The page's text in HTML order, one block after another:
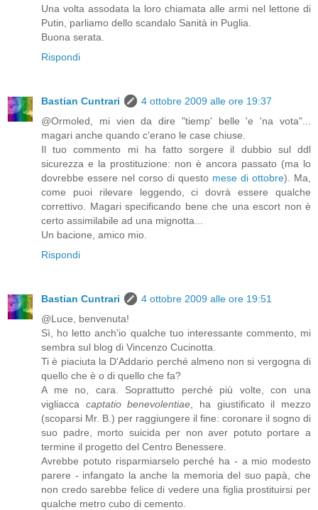
Una volta assodata la loro chiamata alle armi nel lettone di
Putin, parliamo dello scandalo Sanità in Puglia.
Buona serata.
Rispondi
Bastian Cuntrari
4 ottobre 2009 alle ore 19:37
@Ormoled, mi vien da dire "tiemp' belle 'e 'na vota"...
magari anche quando c'erano le case chiuse.
Il tuo commento mi ha fatto sorgere il dubbio sul ddl
sicurezza e la prostituzione: non è ancora passato (ma lo
dovrebbe essere nel corso di questo mese di ottobre). Ma,
come puoi rilevare leggendo, ci dovrà essere qualche
correttivo. Magari specificando bene che una escort non è
certo assimilabile ad una mignotta...
Un bacione, amico mio.
Rispondi
Bastian Cuntrari
4 ottobre 2009 alle ore 19:51
@Luce, benvenuta!
Sì, ho letto anch'io qualche tuo interessante commento, mi
sembra sul blog di Vincenzo Cucinotta.
Ti è piaciuta la D'Addario perché almeno non si vergogna di
quello che è o di quello che fa?
A me no, cara. Soprattutto perché più volte, con una
vigliacca captatio benevolentiae , ha giustificato il mezzo
(scoparsi Mr. B.) per raggiungere il fine: coronare il sogno di
suo padre, morto suicida per non aver potuto portare a
termine il progetto del Centro Benessere.
Avrebbe potuto risparmiarselo perché ha - a mio modesto
parere - infangato la anche la memoria del suo papà, che
non credo sarebbe felice di vedere una figlia prostituirsi per
qualche metro cubo di cemento.